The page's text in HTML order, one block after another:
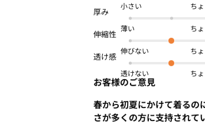
小さい
薄い
伸びない
透けない
お客様のご意見
春から初夏にかけて着るの
さが多くの方に支持されて